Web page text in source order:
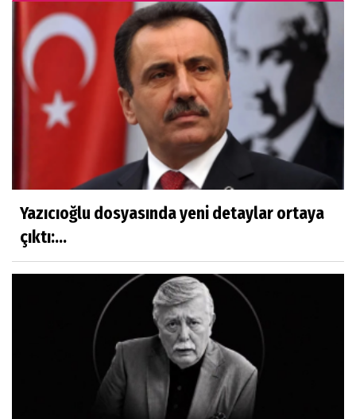
Yazıcıoğlu dosyasında yeni detaylar ortaya
çıktı:...